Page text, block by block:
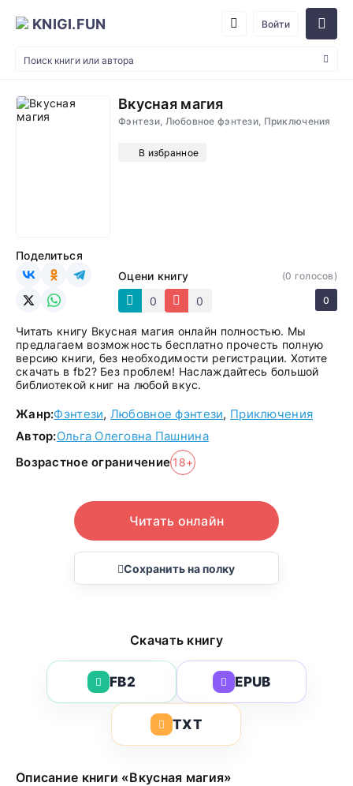
KNIGI.FUN Войти
Вкусная магия
Фэнтези, Любовное фэнтези, Приключения
В избранное
Оцени книгу
0
0
(0 голосов)
0
Поделиться
Читать книгу Вкусная магия онлайн полностью. Мы
предлагаем возможность бесплатно прочесть полную
версию книги, без необходимости регистрации. Хотите
скачать в fb2? Без проблем! Наслаждайтесь большой
библиотекой книг на любой вкус.
Жанр:Фэнтези, Любовное фэнтези, Приключения
Автор:Ольга Олеговна Пашнина
Возрастное ограничение 18+
Читать онлайн
Сохранить на полку
Скачать книгу
FB2 EPUB
TXT
Описание книги «Вкусная магия»